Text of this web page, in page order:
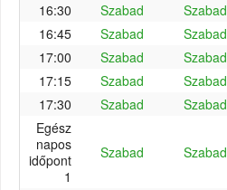
16:30 Szabad Szabad
16:45
Szabad Szabad
17:00
Szabad Szabad
17:15
Szabad Szabad
17:30
Szabad Szabad
Egész
napos
időpont
1
Szabad Szabad